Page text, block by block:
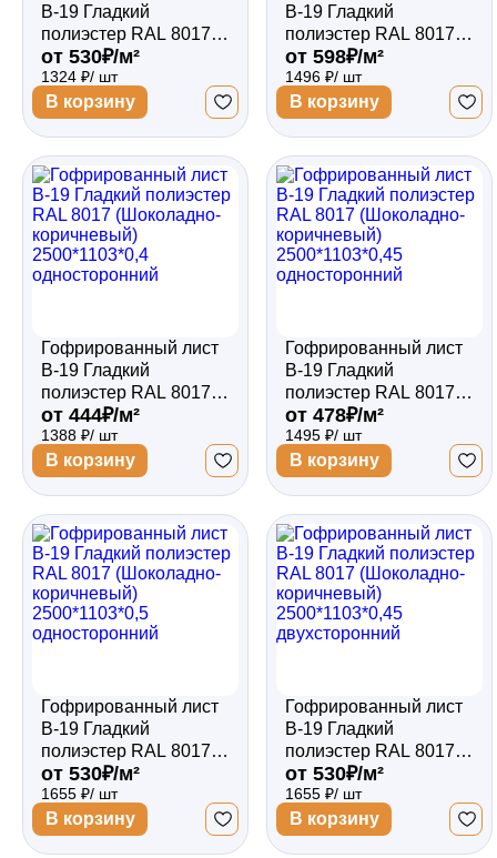
В-19 Гладкий
полиэстер RAL 8017
(Шоколадно-
коричневый)
2000*1103*0,45
двухсторонний
от 530₽/м²
1324 ₽/ шт
В корзину
В-19 Гладкий
полиэстер RAL 8017
(Шоколадно-
коричневый)
2000*1103*0,5
двухсторонний
от 598₽/м²
1496 ₽/ шт
В корзину
Гофрированный лист
В-19 Гладкий
полиэстер RAL 8017
(Шоколадно-
коричневый)
2500*1103*0,4
односторонний
от 444₽/м²
1388 ₽/ шт
В корзину
Гофрированный лист
В-19 Гладкий
полиэстер RAL 8017
(Шоколадно-
коричневый)
2500*1103*0,45
односторонний
от 478₽/м²
1495 ₽/ шт
В корзину
Гофрированный лист
В-19 Гладкий
полиэстер RAL 8017
(Шоколадно-
коричневый)
2500*1103*0,5
односторонний
от 530₽/м²
1655 ₽/ шт
В корзину
Гофрированный лист
В-19 Гладкий
полиэстер RAL 8017
(Шоколадно-
коричневый)
2500*1103*0,45
двухсторонний
от 530₽/м²
1655 ₽/ шт
В корзину